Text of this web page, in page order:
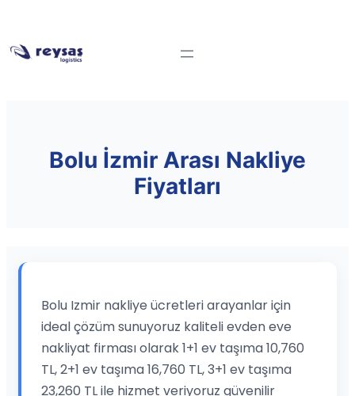
Bolu İzmir Arası Nakliye
Fiyatları
Bolu Izmir nakliye ücretleri arayanlar için
ideal çözüm sunuyoruz kaliteli evden eve
nakliyat firması olarak 1+1 ev taşıma 10,760
TL, 2+1 ev taşıma 16,760 TL, 3+1 ev taşıma
23,260 TL ile hizmet veriyoruz güvenilir